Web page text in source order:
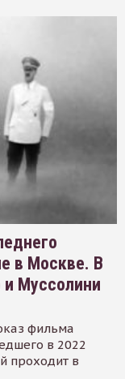
в Москве. В
и Муссолини
фильма
в 2022
проходит в